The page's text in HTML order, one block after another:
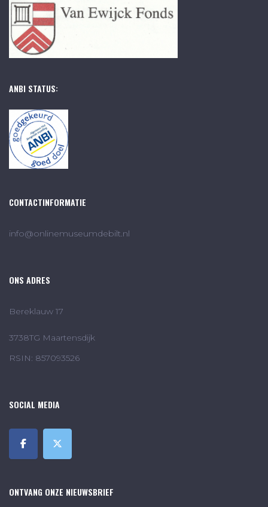
ANBI STATUS:
CONTACTINFORMATIE
info@onlinemuseumdebilt.nl
ONS ADRES
Bereklauw 17
3738TG Maartensdijk
RSIN: 857093526
SOCIAL MEDIA
ONTVANG ONZE NIEUWSBRIEF